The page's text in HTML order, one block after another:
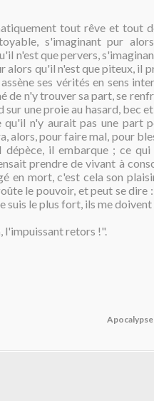
tout rêve et tout
s'imaginant pur
n'est que pervers,
alors qu'il n'est que piteux, il
ses vérités en sens
de n'y trouver sa part, se
une proie au hasard, bec
qu'il n'y aurait pas une part
alors, pour faire mal, pour
il embarque ; ce
prendre de vivant à
en mort, c'est cela son
le pouvoir, et peut se dire
suis le plus fort, ils me
l'impuissant retors !".